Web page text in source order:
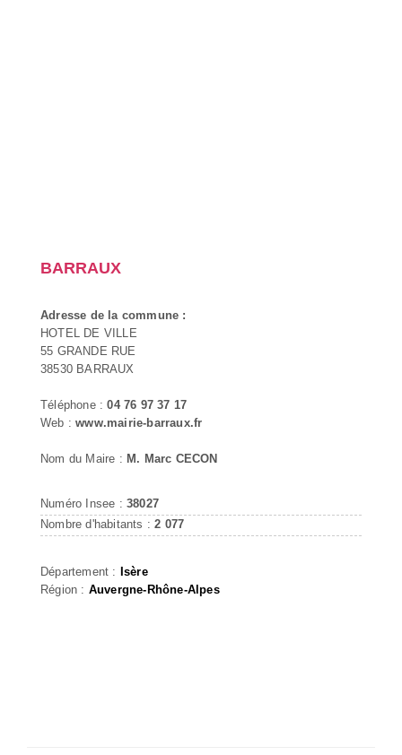
BARRAUX
Adresse de la commune :
HOTEL DE VILLE
55 GRANDE RUE
38530 BARRAUX
Téléphone :04 76 97 37 17
Web :www.mairie-barraux.fr
Nom du Maire : M. Marc CECON
Numéro Insee : 38027
Nombre d'habitants :2 077
Département : Isère
Région : Auvergne-Rhône-Alpes